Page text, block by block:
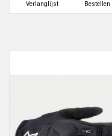
Verlanglijst Bestellen